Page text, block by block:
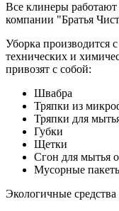
Все клинеры
компании "Братья
Уборка производится
технических и
привозят с собой:
Швабра
Тряпки из
Тряпки для
Губки
Щетки
Сгон для мытья
Мусорные
Экологичные